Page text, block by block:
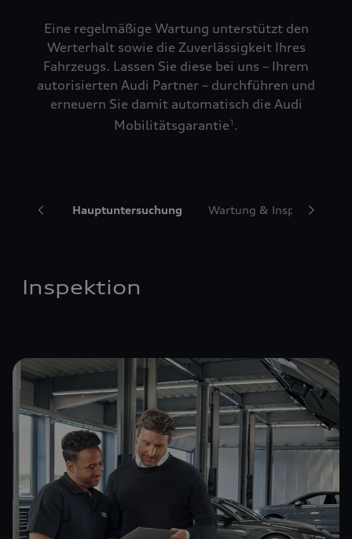
Eine regelmäßige Wartung unterstützt den
Werterhalt sowie die Zuverlässigkeit Ihres
Fahrzeugs. Lassen Sie diese bei uns – Ihrem
autorisierten Audi Partner – durchführen und
erneuern Sie damit automatisch die Audi
Mobilitätsgarantie1 .
Hauptuntersuchung Wartung &
Inspektion